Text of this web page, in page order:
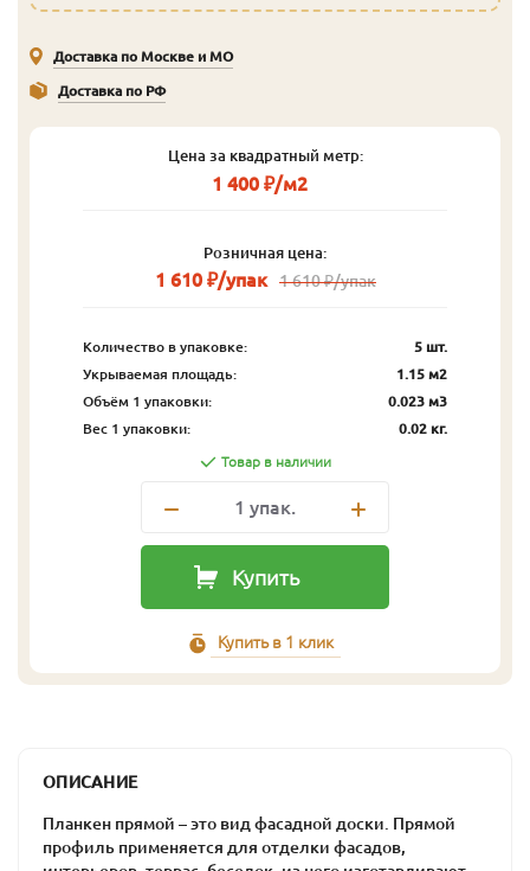
Доставка по Москве и МО
Доставка по РФ
Цена за квадратный метр:
1 400 ₽/м2
Розничная цена:
1 610 ₽/упак 1 610 ₽/упак
Количество в упаковке:
5 шт.
Укрываемая площадь:
1.15 м2
Объём 1 упаковки:
0.023 м3
Вес 1 упаковки:
0.02 кг.
Товар в наличии
1 упак.
Купить
Купить в 1 клик
ОПИСАНИЕ
Планкен прямой – это вид фасадной доски. Прямой
профиль применяется для отделки фасадов,